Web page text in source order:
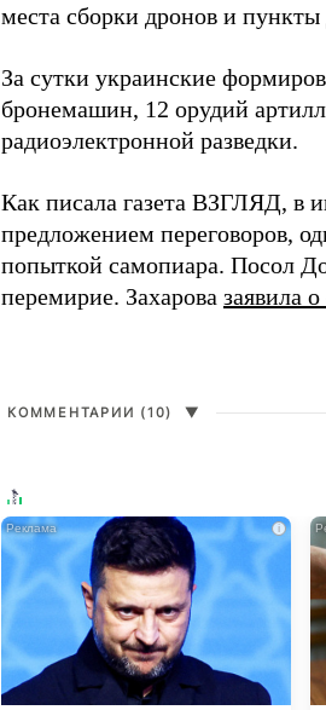
места сборки дронов и
За сутки украинские
бронемашин, 12 орудий
радиоэлектронной разведки.
Как писала газета ВЗГЛЯД, в
предложением переговоров,
попыткой самопиара. Посол
перемирие. Захарова заявила о
КОММЕНТАРИИ (10) ▼
i